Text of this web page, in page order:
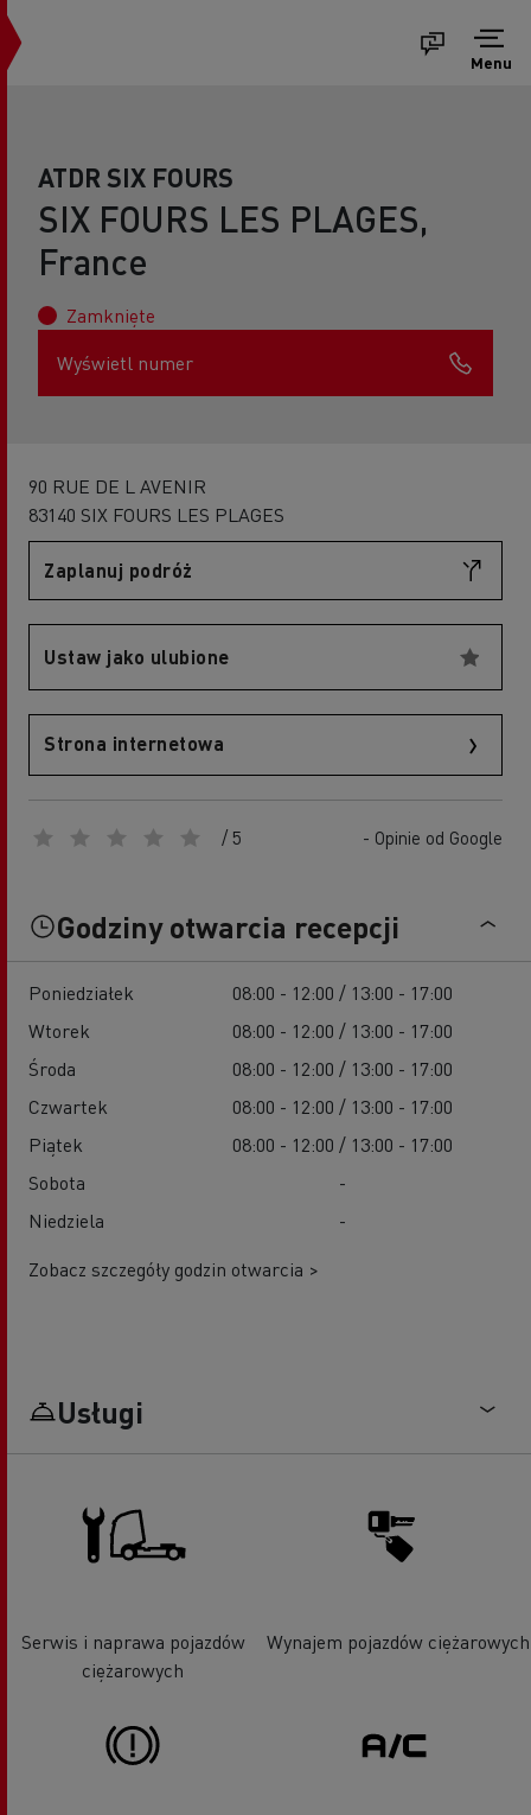
Menu
ATDR SIX FOURS
SIX FOURS LES PLAGES,
France
Zamknięte
Wyświetl numer
90 RUE DE L AVENIR
83140 SIX FOURS LES PLAGES
Zaplanuj podróż
Ustaw jako ulubione
Strona internetowa
/ 5 - Opinie od Google
Godziny otwarcia recepcji
Poniedziałek
08:00 - 12:00 / 13:00 - 17:00
Wtorek
08:00 - 12:00 / 13:00 - 17:00
Środa
08:00 - 12:00 / 13:00 - 17:00
Czwartek
08:00 - 12:00 / 13:00 - 17:00
Piątek
08:00 - 12:00 / 13:00 - 17:00
Sobota
-
Niedziela
-
Zobacz szczegóły godzin otwarcia >
Usługi
Serwis i naprawa pojazdów
ciężarowych
Wynajem pojazdów ciężarowych